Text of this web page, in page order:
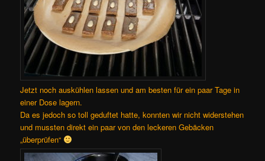
Jetzt noch auskühlen lassen und am besten für ein paar Tage in
einer Dose lagern.
Da es jedoch so toll geduftet hatte, konnten wir nicht widerstehen
und mussten direkt ein paar von den leckeren Gebäcken
„überprüfen“